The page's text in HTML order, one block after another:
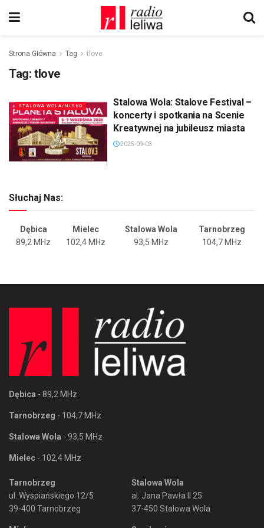
Strona Główna Tag tlove
Tag: tlove
STALOWA WOLA/NISKO
Stalowa Wola: Stalove Festival –
koncerty i spotkania na Scenie
Kreatywnej na jubileusz miasta
2025-09-03
Słuchaj Nas:
Dębica Mielec Stalowa Wola
Tarnobrzeg
89,2 MHz
102,4 MHz 93,5 MHz 104,7 MHz
Dębica - 89,2 MHz
Tarnobrzeg - 104,7 MHz
Stalowa Wola - 93,5 MHz
Mielec - 102,4 MHz
Tarnobrzeg
ul. Wyspiańskiego 12/5
39-400 Tarnobrzeg
Stalowa Wola
al. Jana Pawła II 25
37-450 Stalowa Wola